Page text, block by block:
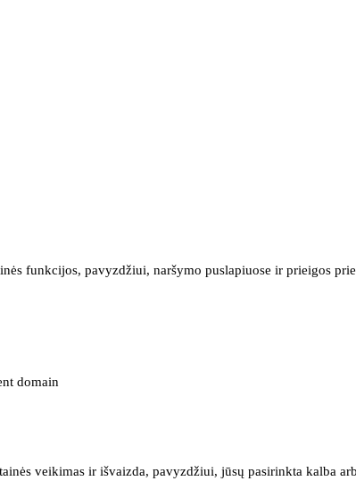
funkcijos, pavyzdžiui, naršymo puslapiuose ir prieigos
domain
veikimas ir išvaizda, pavyzdžiui, jūsų pasirinkta kalba